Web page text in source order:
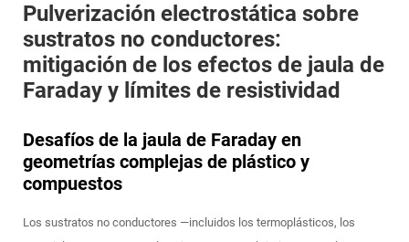
Pulverización electrostática sobre
sustratos no conductores:
mitigación de los efectos de jaula de
Faraday y límites de resistividad
Desafíos de la jaula de Faraday en
geometrías complejas de plástico y
compuestos
Los sustratos no conductores —incluidos los termoplásticos, los